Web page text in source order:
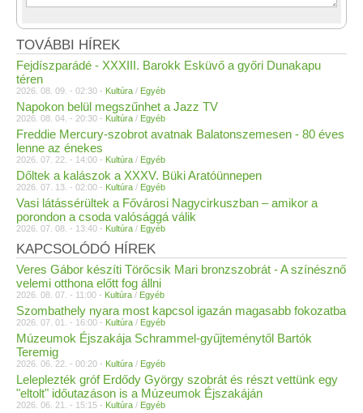
TOVÁBBI HÍREK
Fejdíszparádé - XXXIII. Barokk Esküvő a győri Dunakapu
téren
2026. 08. 09. - 02:30 - Kultúra / Egyéb
Napokon belül megszűnhet a Jazz TV
2026. 08. 04. - 20:30 - Kultúra / Egyéb
Freddie Mercury-szobrot avatnak Balatonszemesen - 80 éves
lenne az énekes
2026. 07. 22. - 14:00 - Kultúra / Egyéb
Dőltek a kalászok a XXXV. Büki Aratóünnepen
2026. 07. 13. - 02:00 - Kultúra / Egyéb
Vasi látássérültek a Fővárosi Nagycirkuszban – amikor a
porondon a csoda valósággá válik
2026. 07. 08. - 13:40 - Kultúra / Egyéb
KAPCSOLÓDÓ HÍREK
Veres Gábor készíti Törőcsik Mari bronzszobrát - A színésznő
velemi otthona előtt fog állni
2026. 08. 07. - 11:00 - Kultúra / Egyéb
Szombathely nyara most kapcsol igazán magasabb fokozatba
2026. 07. 01. - 16:00 - Kultúra / Egyéb
Múzeumok Éjszakája Schrammel-gyűjteménytől Bartók
Teremig
2026. 06. 22. - 00:20 - Kultúra / Egyéb
Leleplezték gróf Erdődy György szobrát és részt vettünk egy
"eltolt" időutazáson is a Múzeumok Éjszakáján
2026. 06. 21. - 15:15 - Kultúra / Egyéb